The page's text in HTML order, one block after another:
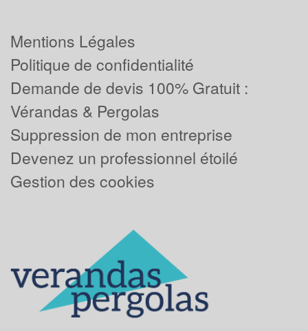
Mentions Légales
Politique de confidentialité
Demande de devis 100% Gratuit :
Vérandas & Pergolas
Suppression de mon entreprise
Devenez un professionnel étoilé
Gestion des cookies